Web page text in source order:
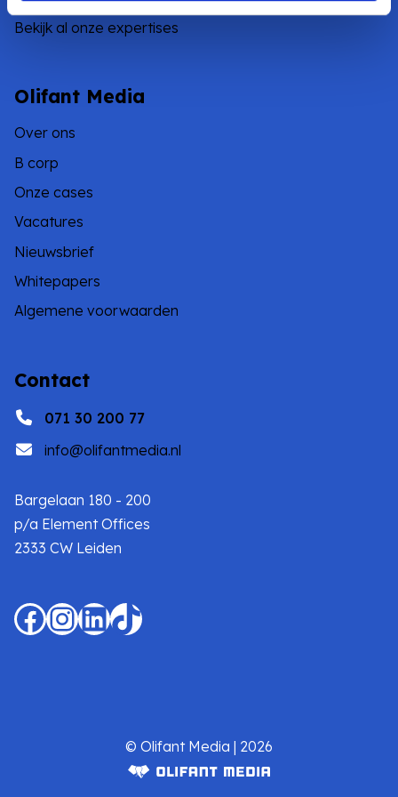
Bekijk al onze expertises
Olifant Media
Over ons
B corp
Onze cases
Vacatures
Nieuwsbrief
Whitepapers
Algemene voorwaarden
Contact
071 30 200 77
info@olifantmedia.nl
Bargelaan 180 - 200
p/a Element Offices
2333 CW Leiden
Facebook
Instagram
LinkedIn
TikTok
© Olifant Media | 2026